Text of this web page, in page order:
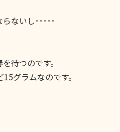
ないし･････
待つのです。
グラムなのです。